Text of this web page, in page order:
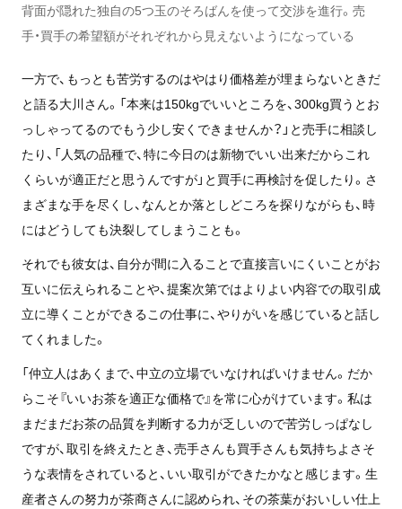
背面が隠れた独自の5つ玉のそろばんを使って交渉を進行。売
手・買手の希望額がそれぞれから見えないようになっている
一方で、もっとも苦労するのはやはり価格差が埋まらないときだ
と語る大川さん。「本来は150kgでいいところを、300kg買うとお
っしゃってるのでもう少し安くできませんか？」と売手に相談し
たり、「人気の品種で、特に今日のは新物でいい出来だからこれ
くらいが適正だと思うんですが」と買手に再検討を促したり。さ
まざまな手を尽くし、なんとか落としどころを探りながらも、時
にはどうしても決裂してしまうことも。
それでも彼女は、自分が間に入ることで直接言いにくいことがお
互いに伝えられることや、提案次第ではよりよい内容での取引成
立に導くことができるこの仕事に、やりがいを感じていると話し
てくれました。
「仲立人はあくまで、中立の立場でいなければいけません。だか
らこそ『いいお茶を適正な価格で』を常に心がけています。私は
まだまだお茶の品質を判断する力が乏しいので苦労しっぱなし
ですが、取引を終えたとき、売手さんも買手さんも気持ちよさそ
うな表情をされていると、いい取引ができたかなと感じます。生
産者さんの努力が茶商さんに認められ、その茶葉がおいしい仕上